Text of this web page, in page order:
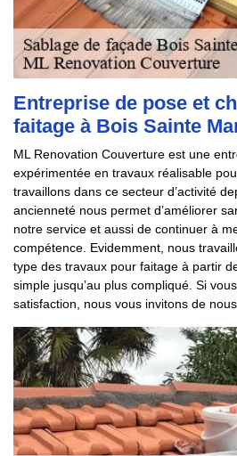
Entreprise de pose et
faitage à Bois Sainte
ML Renovation Couverture est une
expérimentée en travaux réalisable
travaillons dans ce secteur d’activité
ancienneté nous permet d’améliorer
notre service et aussi de continuer à
compétence. Evidemment, nous
type des travaux pour faitage à partir
simple jusqu’au plus compliqué. Si
satisfaction, nous vous invitons de